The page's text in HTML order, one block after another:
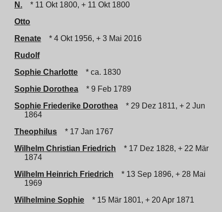
N.
* 11 Okt 1800, + 11 Okt 1800
Otto
Renate
* 4 Okt 1956, + 3 Mai 2016
Rudolf
Sophie Charlotte
* ca. 1830
Sophie Dorothea
* 9 Feb 1789
Sophie Friederike Dorothea
* 29 Dez 1811, + 2 Jun
1864
Theophilus
* 17 Jan 1767
Wilhelm Christian Friedrich
* 17 Dez 1828, + 22 Mär
1874
Wilhelm Heinrich Friedrich
* 13 Sep 1896, + 28 Mai
1969
Wilhelmine Sophie
* 15 Mär 1801, + 20 Apr 1871